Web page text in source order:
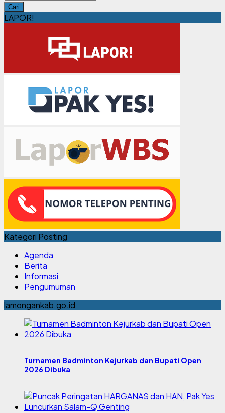
Cari
LAPOR!
Kategori Posting
Agenda
Berita
Informasi
Pengumuman
lamongankab.go.id
Turnamen Badminton Kejurkab dan Bupati Open
2026 Dibuka